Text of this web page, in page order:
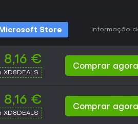
Microsoft Store Informação
8,16 €
Comprar agora
8,16 €
Comprar agora